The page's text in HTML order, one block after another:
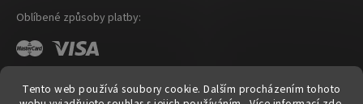
Tento web používá soubory cookie. Dalším procházením tohoto
Oblíbené způsoby platby: